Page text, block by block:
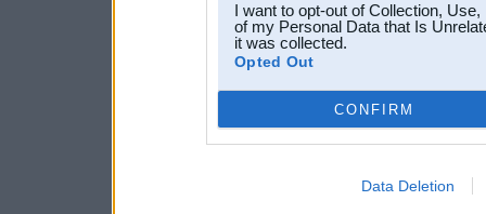
I want to opt-out of Collection,
of my Personal Data that Is
it was collected.
Opted Out
CONFIRM
Data Deletion